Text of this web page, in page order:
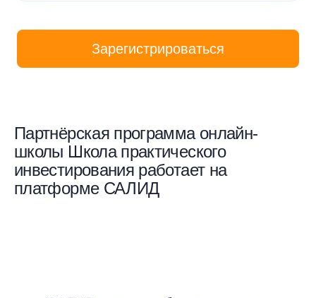
Зарегистрироваться
Партнёрская программа онлайн-
школы Школа практического
инвестирования работает на
платформе САЛИД